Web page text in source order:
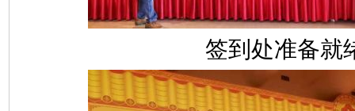
签到处准备就